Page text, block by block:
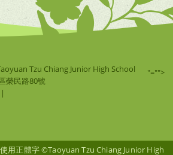
Tzu Chiang Junior High School
榮民路80號
|
"="">
用正體字 ©Taoyuan Tzu Chiang Junior High